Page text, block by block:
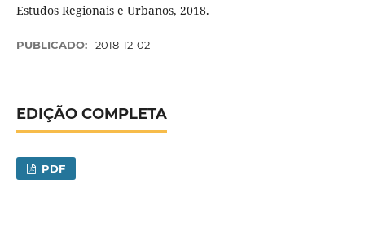
Estudos Regionais e Urbanos, 2018.
PUBLICADO: 2018-12-02
EDIÇÃO COMPLETA
PDF